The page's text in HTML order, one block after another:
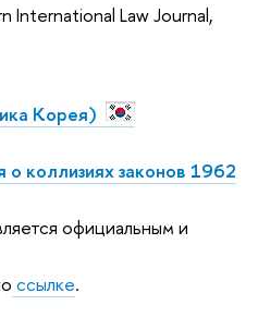
International Law Journal,
Корея)
коллизиях законов 1962
официальным и
ссылке.